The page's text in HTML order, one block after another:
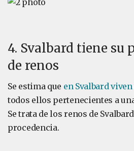
4. Svalbard tiene su
de renos
Se estima que en Svalbard viven
todos ellos pertenecientes a
Se trata de los renos de
procedencia.